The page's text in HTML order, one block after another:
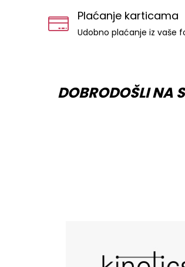
Plaćanje karticama
Udobno plaćanje iz vaše
DOBRODOŠLI NA